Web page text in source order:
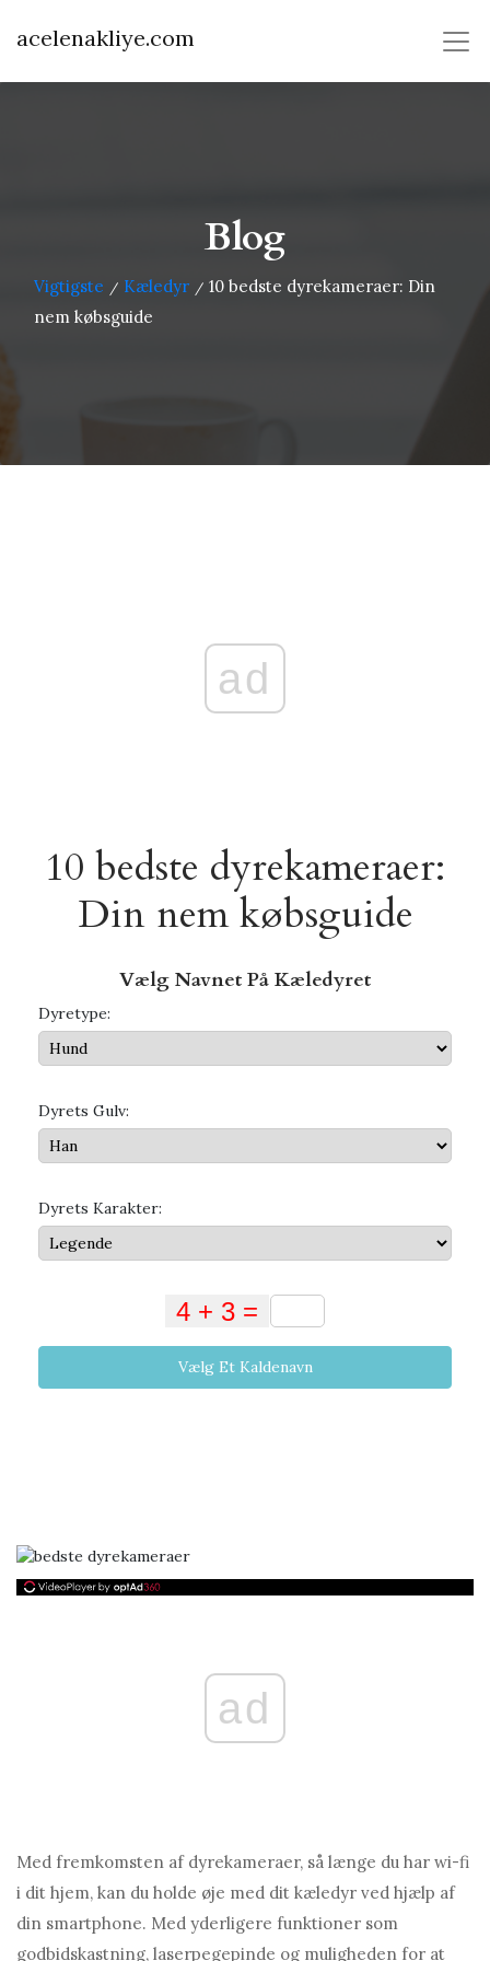
acelenakliye.com
Blog
Vigtigste / Kæledyr / 10 bedste dyrekameraer: Din
nem købsguide
ad
10 bedste dyrekameraer:
Din nem købsguide
Vælg Navnet På Kæledyret
Dyretype:
Dyrets Gulv:
Dyrets Karakter:
Vælg Et Kaldenavn
ad
Med fremkomsten af ​​dyrekameraer, så længe du har wi-fi
i dit hjem, kan du holde øje med dit kæledyr ved hjælp af
din smartphone. Med yderligere funktioner som
godbidskastning, laserpegepinde og muligheden for at